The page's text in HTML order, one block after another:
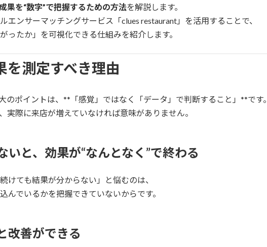
果を“数字”で把握するための方法を解説します。
エンサーマッチングサービス「clues restaurant」を活用することで、
ったか」を可視化できる仕組みを紹介します。
を測定すべき理由
のポイントは、**「感覚」ではなく「データ」で判断すること」**です。
実際に来店が増えていなければ意味がありません。
いと、効果が“なんとなく”で終わる
けても結果が分からない」と悩むのは、
んでいるかを把握できていないからです。
改善ができる